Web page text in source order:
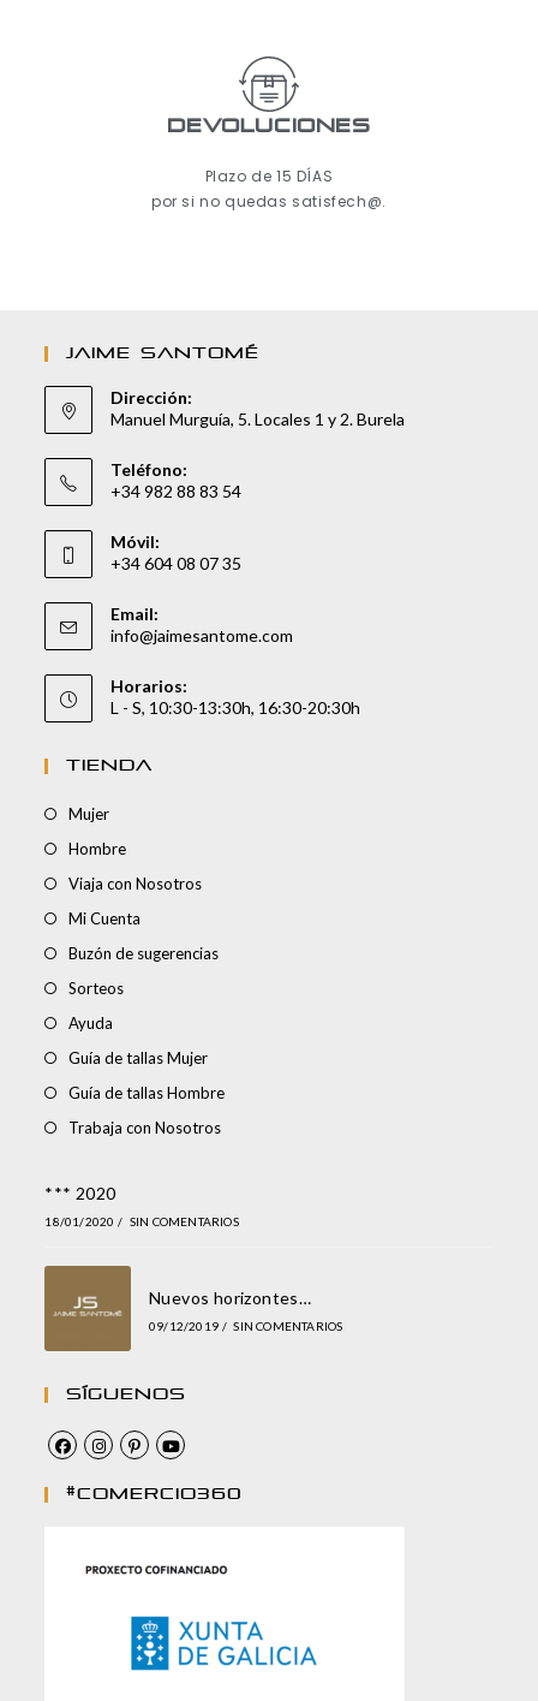
Devoluciones
Plazo de 15 DÍAS
por si no quedas satisfech@.
JAIME SANTOMÉ
Dirección:
Manuel Murguía, 5. Locales 1 y 2. Burela
Teléfono:
+34 982 88 83 54
Móvil:
+34 604 08 07 35
Email:
info@jaimesantome.com
Horarios:
L - S, 10:30-13:30h, 16:30-20:30h
TIENDA
Mujer
Hombre
Viaja con Nosotros
Mi Cuenta
Buzón de sugerencias
Sorteos
Ayuda
Guía de tallas Mujer
Guía de tallas Hombre
Trabaja con Nosotros
*** 2020
18/01/2020 / SIN COMENTARIOS
Nuevos horizontes…
09/12/2019 / SIN COMENTARIOS
Síguenos
#comercio360